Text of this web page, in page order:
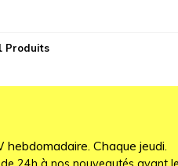
Produits
hebdomadaire. Chaque jeudi.